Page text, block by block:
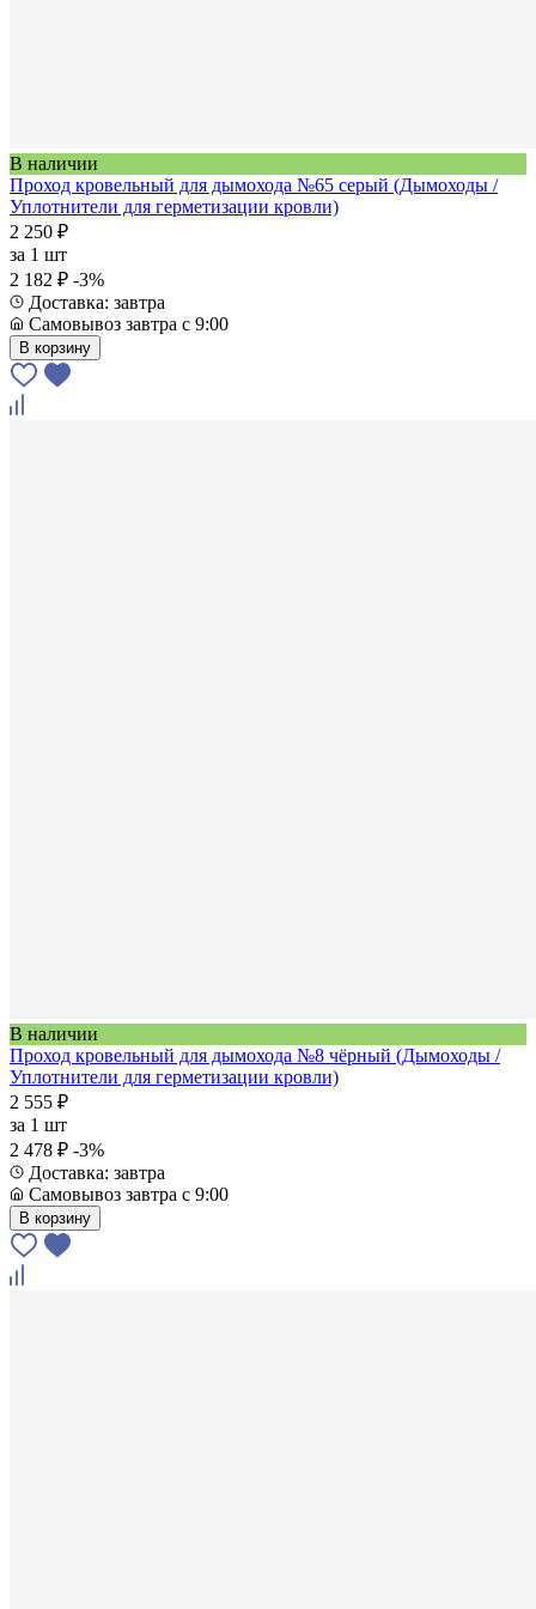
В наличии
Проход кровельный для дымохода №65 серый (Дымоходы /
Уплотнители для герметизации кровли)
2 250 ₽
за 1 шт
2 182 ₽ -3%
Доставка: завтра
Самовывоз завтра с 9:00
В корзину
В наличии
Проход кровельный для дымохода №8 чёрный (Дымоходы /
Уплотнители для герметизации кровли)
2 555 ₽
за 1 шт
2 478 ₽ -3%
Доставка: завтра
Самовывоз завтра с 9:00
В корзину